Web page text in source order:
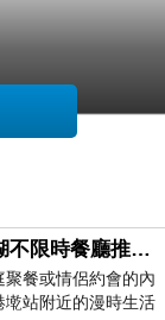
紋款)
送晚安面膜
【漫時生活內湖店】內湖不限時餐廳推薦｜捷運港墘站美食，聚餐、約會、家庭聚會首選，正餐甜點一次滿足
餐或情侶約會的內
站附近的漫時生活